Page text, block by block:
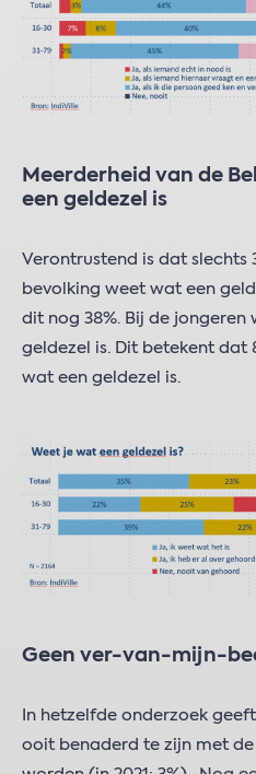
Meerderheid van de
een geldezel is
Verontrustend is dat slechts
bevolking weet wat een
dit nog 38%. Bij de jongeren
geldezel is. Dit betekent dat
wat een geldezel is.
Geen ver-van-mijn-
In hetzelfde onderzoek
ooit benaderd te zijn met